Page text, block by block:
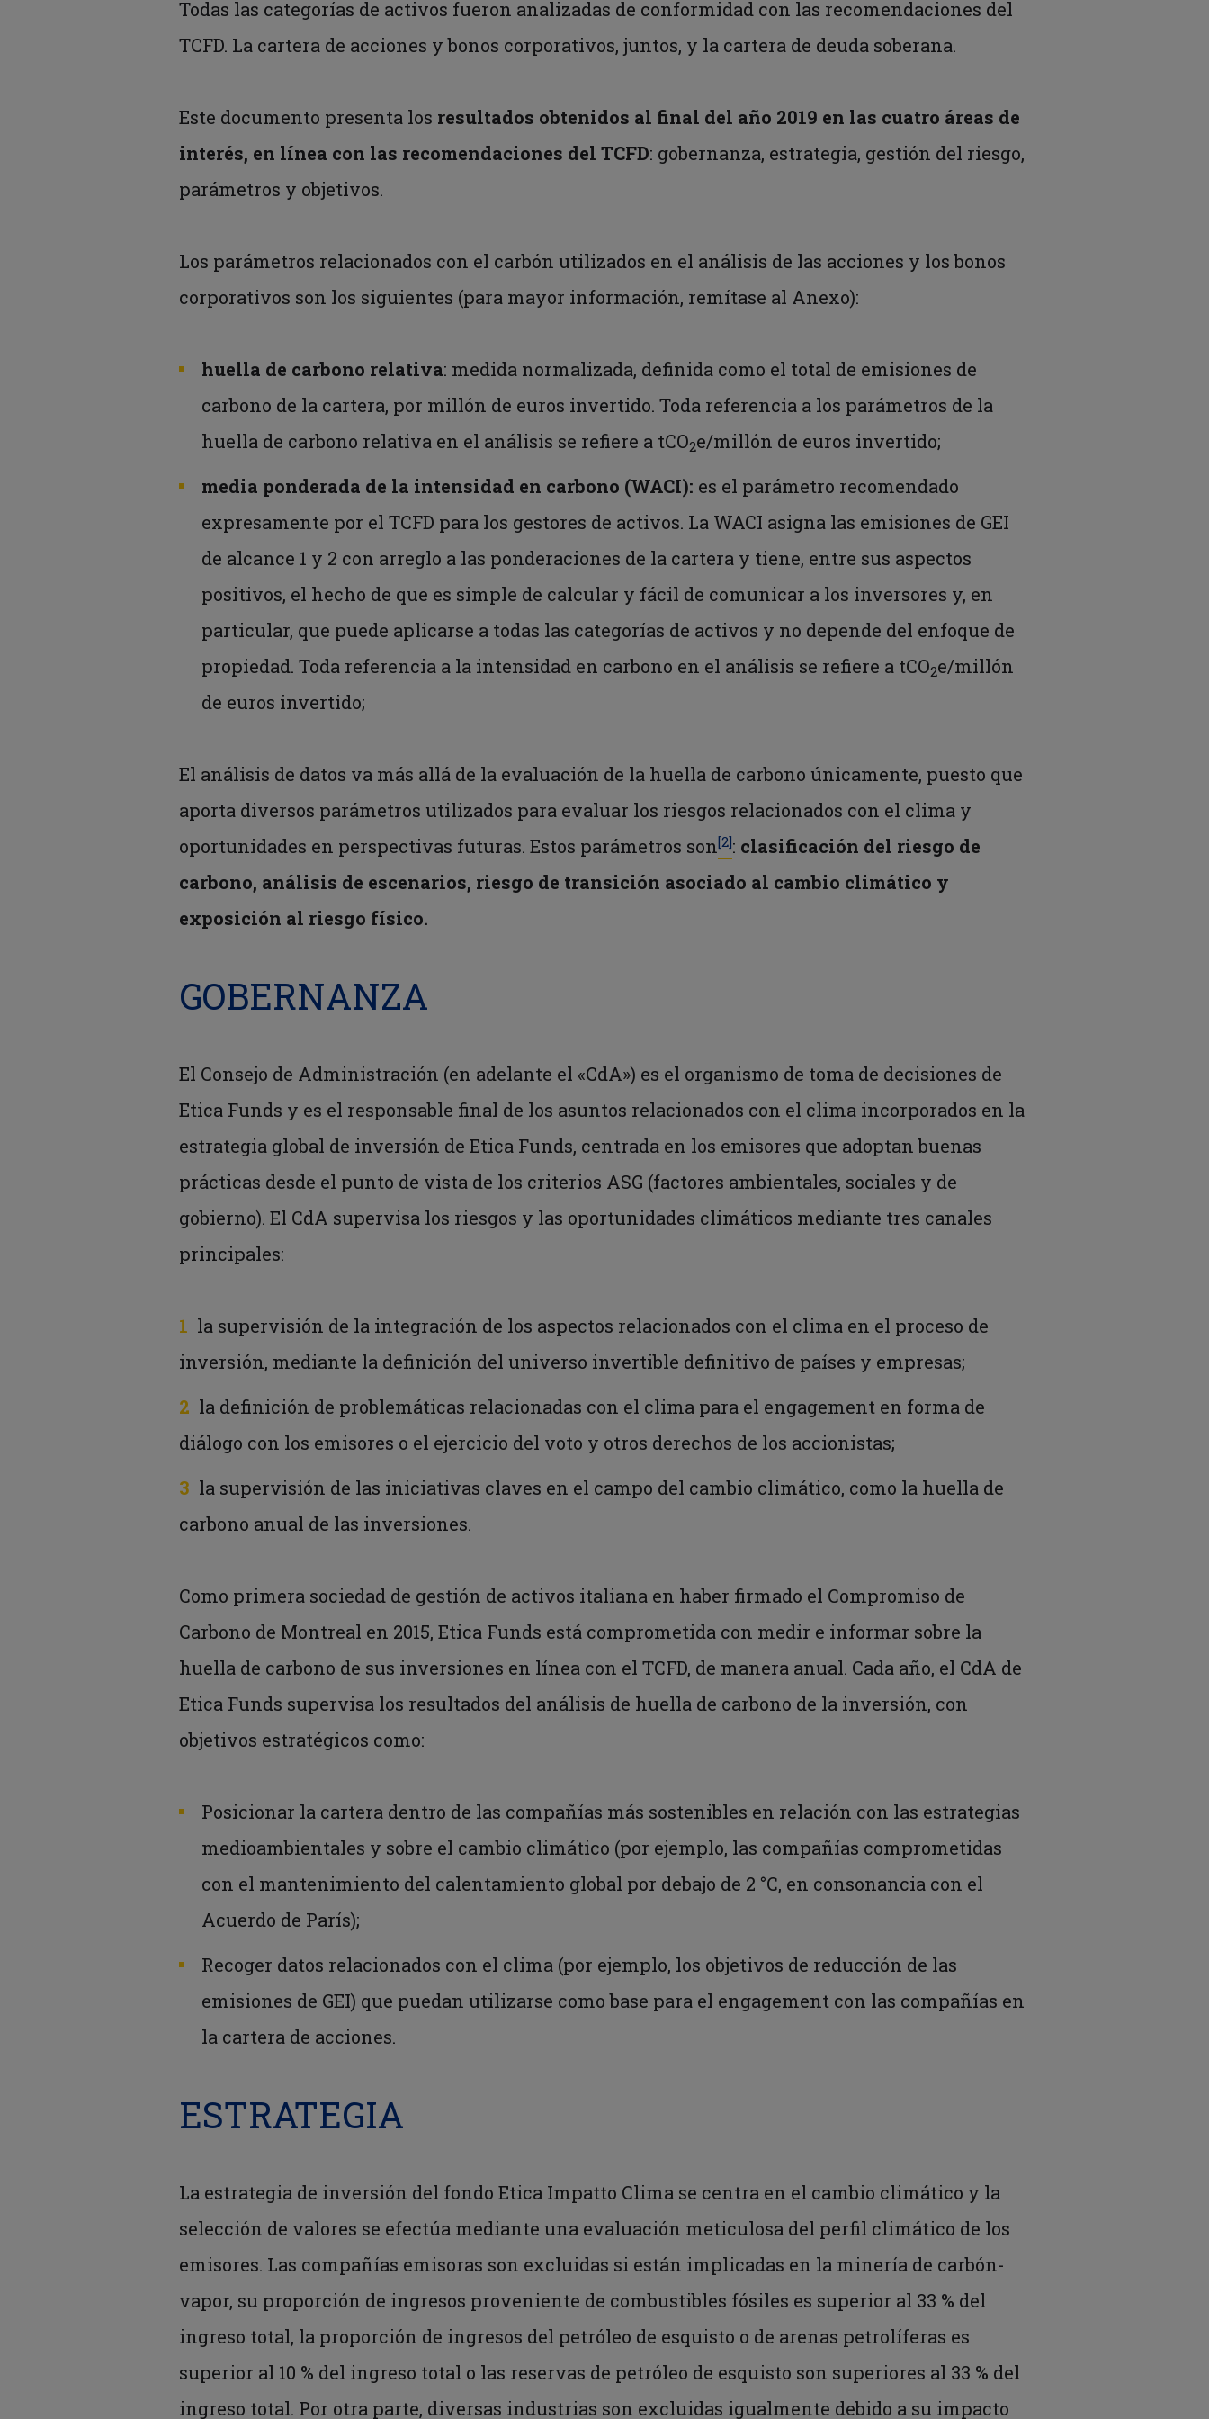
Todas las categorías de activos fueron analizadas de conformidad con las recomendaciones del
TCFD. La cartera de acciones y bonos corporativos, juntos, y la cartera de deuda soberana.
Este documento presenta los resultados obtenidos al final del año 2019 en las cuatro áreas de
interés, en línea con las recomendaciones del TCFD: gobernanza, estrategia, gestión del riesgo,
parámetros y objetivos.
Los parámetros relacionados con el carbón utilizados en el análisis de las acciones y los bonos
corporativos son los siguientes (para mayor información, remítase al Anexo):
huella de carbono relativa: medida normalizada, definida como el total de emisiones de
carbono de la cartera, por millón de euros invertido. Toda referencia a los parámetros de la
huella de carbono relativa en el análisis se refiere a tCO2e/millón de euros invertido;
media ponderada de la intensidad en carbono (WACI): es el parámetro recomendado
expresamente por el TCFD para los gestores de activos. La WACI asigna las emisiones de GEI
de alcance 1 y 2 con arreglo a las ponderaciones de la cartera y tiene, entre sus aspectos
positivos, el hecho de que es simple de calcular y fácil de comunicar a los inversores y, en
particular, que puede aplicarse a todas las categorías de activos y no depende del enfoque de
propiedad. Toda referencia a la intensidad en carbono en el análisis se refiere a tCO2e/millón
de euros invertido;
El análisis de datos va más allá de la evaluación de la huella de carbono únicamente, puesto que
aporta diversos parámetros utilizados para evaluar los riesgos relacionados con el clima y
oportunidades en perspectivas futuras. Estos parámetros son[2]: clasificación del riesgo de
carbono, análisis de escenarios, riesgo de transición asociado al cambio climático y
exposición al riesgo físico.
GOBERNANZA
El Consejo de Administración (en adelante el «CdA») es el organismo de toma de decisiones de
Etica Funds y es el responsable final de los asuntos relacionados con el clima incorporados en la
estrategia global de inversión de Etica Funds, centrada en los emisores que adoptan buenas
prácticas desde el punto de vista de los criterios ASG (factores ambientales, sociales y de
gobierno). El CdA supervisa los riesgos y las oportunidades climáticos mediante tres canales
principales:
la supervisión de la integración de los aspectos relacionados con el clima en el proceso de
inversión, mediante la definición del universo invertible definitivo de países y empresas;
la definición de problemáticas relacionadas con el clima para el engagement en forma de
diálogo con los emisores o el ejercicio del voto y otros derechos de los accionistas;
la supervisión de las iniciativas claves en el campo del cambio climático, como la huella de
carbono anual de las inversiones.
Como primera sociedad de gestión de activos italiana en haber firmado el Compromiso de
Carbono de Montreal en 2015, Etica Funds está comprometida con medir e informar sobre la
huella de carbono de sus inversiones en línea con el TCFD, de manera anual. Cada año, el CdA de
Etica Funds supervisa los resultados del análisis de huella de carbono de la inversión, con
objetivos estratégicos como:
Posicionar la cartera dentro de las compañías más sostenibles en relación con las estrategias
medioambientales y sobre el cambio climático (por ejemplo, las compañías comprometidas
con el mantenimiento del calentamiento global por debajo de 2 °C, en consonancia con el
Acuerdo de París);
Recoger datos relacionados con el clima (por ejemplo, los objetivos de reducción de las
emisiones de GEI) que puedan utilizarse como base para el engagement con las compañías en
la cartera de acciones.
ESTRATEGIA
La estrategia de inversión del fondo Etica Impatto Clima se centra en el cambio climático y la
selección de valores se efectúa mediante una evaluación meticulosa del perfil climático de los
emisores. Las compañías emisoras son excluidas si están implicadas en la minería de carbón-
vapor, su proporción de ingresos proveniente de combustibles fósiles es superior al 33 % del
ingreso total, la proporción de ingresos del petróleo de esquisto o de arenas petrolíferas es
superior al 10 % del ingreso total o las reservas de petróleo de esquisto son superiores al 33 % del
ingreso total. Por otra parte, diversas industrias son excluidas igualmente debido a su impacto